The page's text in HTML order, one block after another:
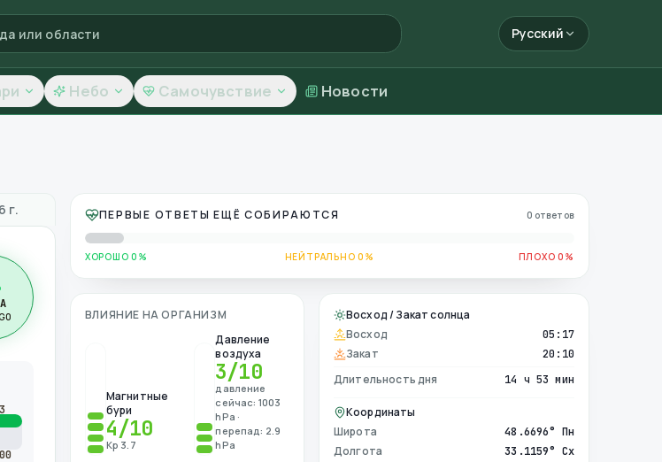
Русский
Небо Самочувствие Новости
г. ПЕРВЫЕ ОТВЕТЫ ЕЩЁ СОБИРАЮТСЯ 0 ответов
ХОРОШО 0% НЕЙТРАЛЬНО 0% ПЛОХО 0%
ВЛИЯНИЕ НА ОРГАНИЗМ
Магнитные
бури
4/10
Kp 3.7
Давление
воздуха
3/10
давление
сейчас: 1003
hPa ·
перепад: 2.9
hPa
Восход / Закат солнца
Восход
05:17
Закат 20:10
Длительность дня 14 ч 53 мин
Координаты
Широта
48.6696° Пн
Долгота 33.1159° Сх